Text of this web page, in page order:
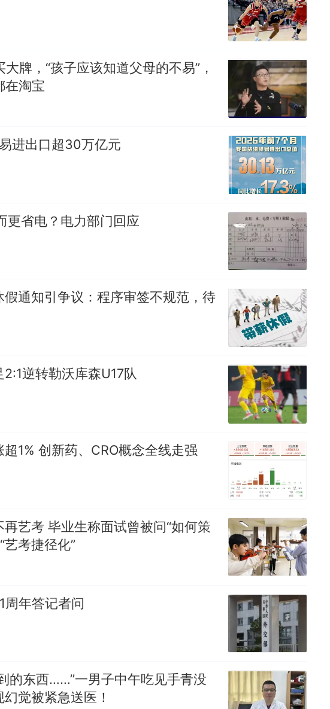
牌，“孩子应该知道父母的不易”，
在淘宝
进出口超30万亿元
更省电？电力部门回应
通知引争议：程序审签不规范，待
逆转勒沃库森U17队
1% 创新药、CRO概念全线走强
艺考 毕业生称面试曾被问“如何策
艺考捷径化”
周年答记者问
的东西……”一男子中午吃见手青没
觉被紧急送医！